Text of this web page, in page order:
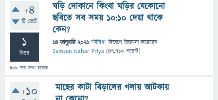
+4
টি ভোট
1
উত্তর
408 বার দেখা হয়েছে
ঘড়ি দোকানে কিংবা ঘড়ির যেকোনো
ছবিতে সব সময় ১০:১০ দেয়া থাকে
কেন?
14 জানুয়ারি 2021 "বিবিধ" বিভাগে জিজ্ঞাসাকরেছেন
Samsun Nahar Priya (47,710 পয়েন্ট)
+10
মাছের কাটা বিড়ালের গলায় আটকায়